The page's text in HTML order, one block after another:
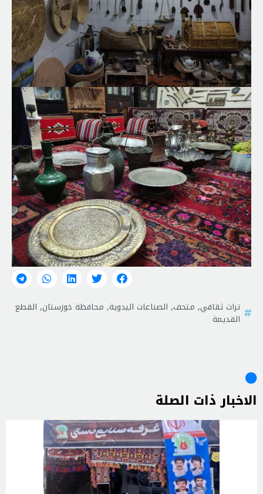
تراث ثقافي, متحف, الصناعات اليدوية, محافظة خوزستان, القطع
القديمة
الاخبار ذات الصلة